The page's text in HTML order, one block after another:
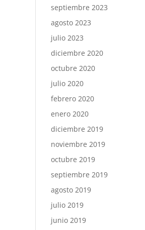
septiembre 2023
agosto 2023
julio 2023
diciembre 2020
octubre 2020
julio 2020
febrero 2020
enero 2020
diciembre 2019
noviembre 2019
octubre 2019
septiembre 2019
agosto 2019
julio 2019
junio 2019